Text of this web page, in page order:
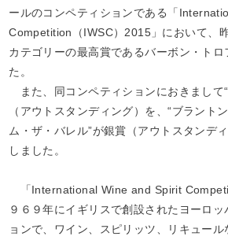
ールのコンペティションである「
Competition（IWSC）2015 」において、
カテゴリーの最高賞であるバーボン・トロ
た。
また、同コンペティションにおきまして
（アウトスタンディング）を、“ブラント
ム・ザ・バレル”が銀賞（アウトスタンデ
しました。
「International Wine and Spirit
９６９年にイギリスで創設されたヨーロ
ョンで、ワイン、スピリッツ、リキュー